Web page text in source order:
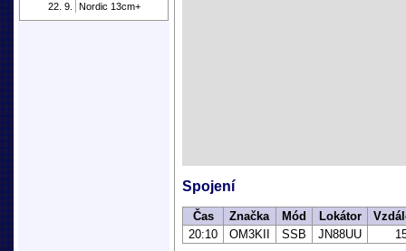
22. 9.
Nordic 13cm+
Spojení
Čas Značka Mód Lokátor
20:10
OM3KII SSB JN88UU